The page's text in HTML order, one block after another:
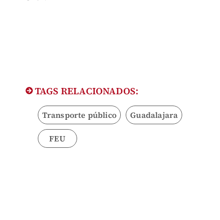
TAGS RELACIONADOS:
Transporte público Guadalajara
FEU